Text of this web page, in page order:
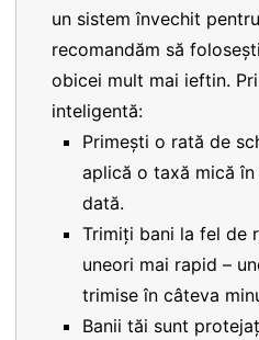
un sistem învechit
recomandăm să folosești
obicei mult mai ieftin.
inteligentă:
Primești o rată de
aplică o taxă mică
dată.
Trimiți bani la fel de
uneori mai rapid –
trimise în câteva
Banii tăi sunt